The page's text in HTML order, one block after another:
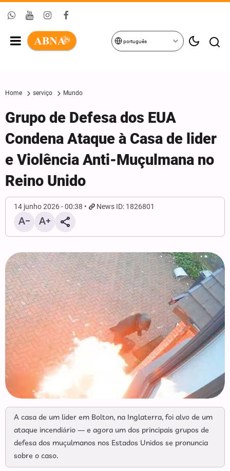
português
Home serviço Mundo
Grupo de Defesa dos EUA
Condena Ataque à Casa de lider
e Violência Anti-Muçulmana no
Reino Unido
14 junho 2026 - 00:38 News ID: 1826801
A casa de um lider em Bolton, na Inglaterra, foi alvo de um
ataque incendiário — e agora um dos principais grupos de
defesa dos muçulmanos nos Estados Unidos se pronuncia
sobre o caso.